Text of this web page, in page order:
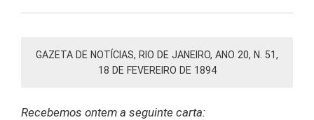
GAZETA DE NOTÍCIAS, RIO DE JANEIRO, ANO 20, N. 51,
18 DE FEVEREIRO DE 1894
Recebemos ontem a seguinte carta: